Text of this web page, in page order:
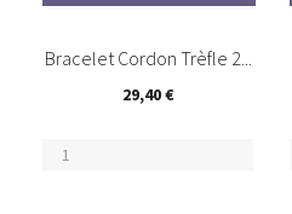
Bracelet Cordon Trèfle 2...
29,40 €